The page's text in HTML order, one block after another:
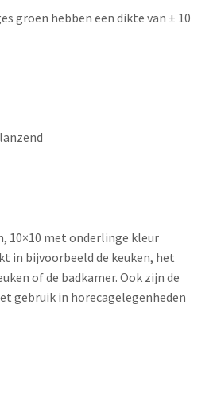
groen hebben een dikte van ± 10
10×10 met onderlinge kleur
in bijvoorbeeld de keuken, het
of de badkamer. Ook zijn de
gebruik in horecagelegenheden